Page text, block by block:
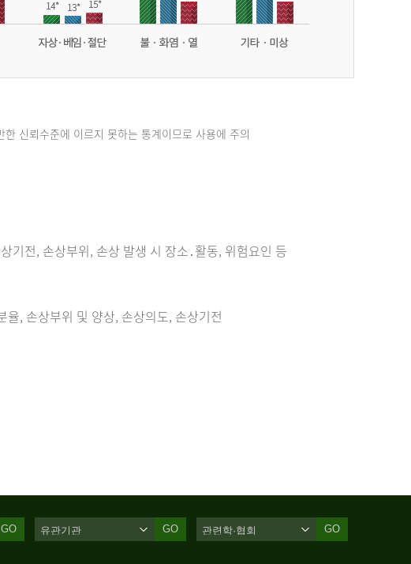
신뢰수준에 이르지 못하는 통계이므로 사용에 주의
기전, 손상부위, 손상 발생 시 장소․활동, 위험요인 등
율, 손상부위 및 양상, 손상의도, 손상기전
GO GO GO